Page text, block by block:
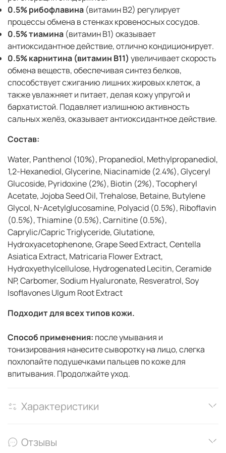
0.5% рибофлавина (витамин В2) регулирует
процессы обмена в стенках кровеносных сосудов.
0.5% тиамина (витамин B1) оказывает
антиоксидантное действие, отлично кондиционирует.
0.5% карнитина (витамин B11) увеличивает скорость
обмена веществ, обеспечивая синтез белков,
способствует сжиганию лишних жировых клеток, а
также увлажняет и питает, делая кожу упругой и
бархатистой. Подавляет излишнюю активность
сальных желёз, оказывает антиоксидантное действие.
Состав:
Water, Panthenol (10%), Propanediol, Methylpropanediol,
1,2-Hexanediol, Glycerine, Niacinamide (2.4%), Glyceryl
Glucoside, Pyridoxine (2%), Biotin (2%), Tocopheryl
Acetate, Jojoba Seed Oil, Trehalose, Betaine, Butylene
Glycol, N-Acetylglucosamine, Polyacid (0.5%), Riboflavin
(0.5%), Thiamine (0.5%), Carnitine (0.5%),
Caprylic/Capric Triglyceride, Glutatione,
Hydroxyacetophenone, Grape Seed Extract, Centella
Asiatica Extract, Matricaria Flower Extract,
Hydroxyethylcellulose, Hydrogenated Lecitin, Ceramide
NP, Carbomer, Sodium Hyaluronate, Resveratrol, Soy
Isoflavones Ulgum Root Extract
Подходит для всех типов кожи.
Способ применения: после умывания и
тонизирования нанесите сыворотку на лицо, слегка
похлопайте подушечками пальцев по коже для
впитывания. Продолжайте уход.
Характеристики
Отзывы